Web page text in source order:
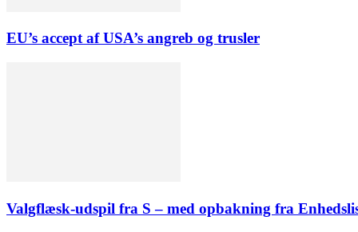
EU’s accept af USA’s angreb og trusler
Valgflæsk-udspil fra S – med opbakning fra